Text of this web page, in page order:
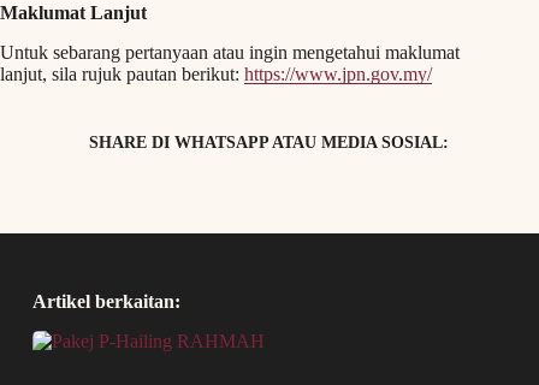
Maklumat Lanjut
Untuk sebarang pertanyaan atau ingin mengetahui maklumat
lanjut, sila rujuk pautan berikut: https://www.jpn.gov.my/
SHARE DI WHATSAPP ATAU MEDIA SOSIAL:
Artikel berkaitan: